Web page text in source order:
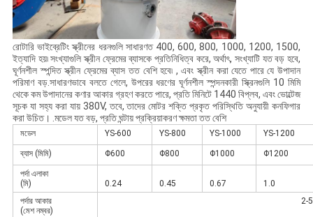
রোটারি ভাইব্রেটিং স্ক্রীনের ধরনগুলি সাধারণত 400, 600, 800, 1000, 1200, 1500,
ইত্যাদি হয়৷ সংখ্যাগুলি স্ক্রীন ফ্রেমের ব্যাসকে প্রতিনিধিত্ব করে, অর্থাৎ, সংখ্যাটি যত বড় হবে,
ঘূর্ণনশীল স্পন্দিত স্ক্রীন ফ্রেমের ব্যাস তত বেশি হবে৷ , এবং স্ক্রীন করা যেতে পারে যে উপাদান
পরিমাণ বড়.সাধারণভাবে বলতে গেলে, উপরের ধরণের ঘূর্ণনশীল স্পন্দনকারী স্ক্রিনগুলি 10 মিমি
থেকে কম উপাদানের কণার আকার গ্রহণ করতে পারে, প্রতি মিনিটে 1440 বিপ্লব, এবং ভোল্টেজ
সূচক যা সহ্য করা যায় 380V, তবে, তাদের মোটর শক্তি প্রকৃত পরিস্থিতি অনুযায়ী কনফিগার
করা উচিত। .মডেল যত বড়, প্রতি ঘন্টায় প্রক্রিয়াকরণ ক্ষমতা তত বেশি
মডেল YS-600 YS-800 YS-1000 YS-1200
ব্যাস (মিমি) Φ600 Φ800 Φ1000 Φ1200
পর্দা এলাকা
(মি)
0.24 0.45 0.67
1.0
পর্দার আকার
(মেশ নম্বর)
2-